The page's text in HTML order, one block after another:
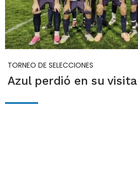
TORNEO DE SELECCIONES
Azul perdió en su